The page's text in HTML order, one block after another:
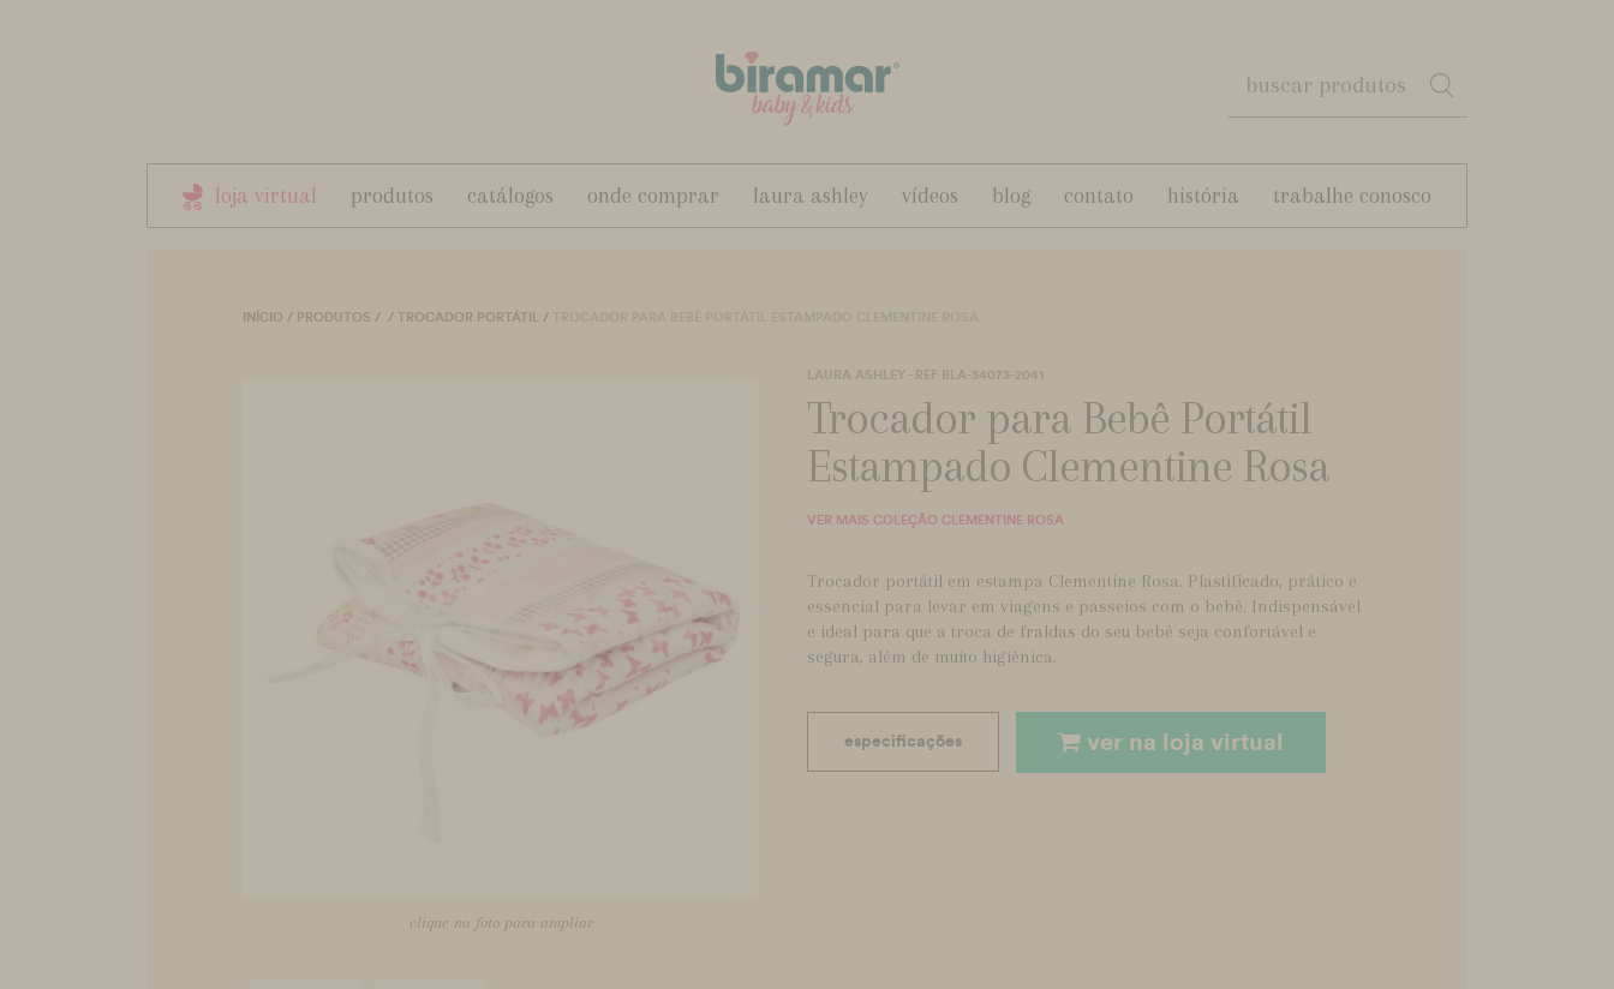
loja virtual produtos catálogos onde comprar laura ashley vídeos blog contato história trabalhe conosco
INÍCIO / PRODUTOS / / TROCADOR PORTÁTIL /
clique na foto para ampliar
LAURA ASHLEY - REF BLA-34073-2041
Trocador para Bebê Portátil
Estampado Clementine Rosa
VER MAIS COLEÇÃO CLEMENTINE ROSA
Trocador portátil em estampa Clementine Rosa. Plastificado, prático e
essencial para levar em viagens e passeios com o bebê. Indispensável
e ideal para que a troca de fraldas do seu bebê seja confortável e
segura, além de muito higiênica.
especificações ver na loja virtual